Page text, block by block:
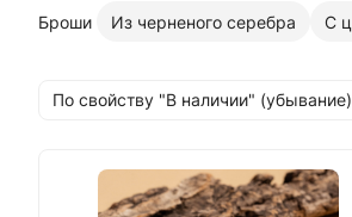
Броши Из черненого серебра С
По свойству "В наличии" (убывание)